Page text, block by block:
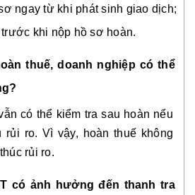
ngay từ khi phát sinh giao dịch;
khi nộp hồ sơ hoàn.
thuế, doanh nghiệp có thể
có thể kiểm tra sau hoàn nếu
rủi ro. Vì vậy, hoàn thuế không
rủi ro.
có ảnh hưởng đến thanh tra